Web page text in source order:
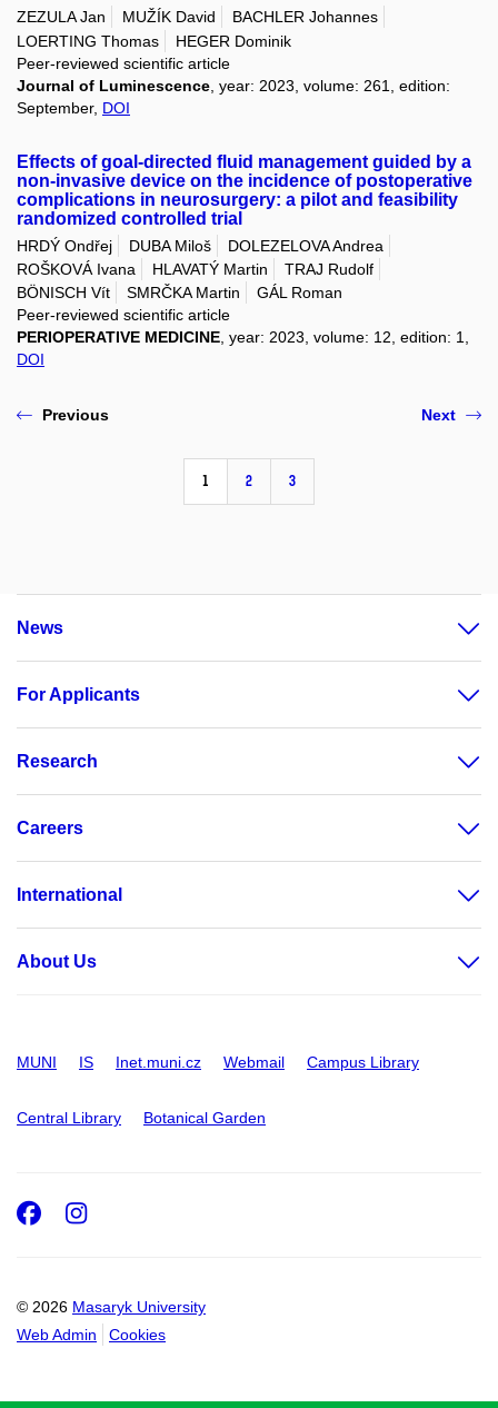
ZEZULA Jan MUŽÍK David
BACHLER Johannes
LOERTING Thomas
HEGER Dominik
Peer-reviewed scientific article
Journal of Luminescence , year: 2023, volume: 261, edition:
September, DOI
Effects of goal-directed fluid management guided by a
non-invasive device on the incidence of postoperative
complications in neurosurgery: a pilot and feasibility
randomized controlled trial
HRDÝ Ondřej DUBA Miloš
DOLEZELOVA Andrea
ROŠKOVÁ Ivana
HLAVATÝ Martin
TRAJ Rudolf
BÖNISCH Vít
SMRČKA Martin
GÁL Roman
Peer-reviewed scientific article
PERIOPERATIVE MEDICINE, year: 2023, volume: 12, edition: 1,
DOI
Previous
1 2 3
Next
News
For Applicants
Research
Careers
International
About Us
MUNI IS Inet.muni.cz Webmail Campus Library
Central Library Botanical Garden
© 2026 Masaryk University
Web Admin
Cookies
Facebook
Instagram